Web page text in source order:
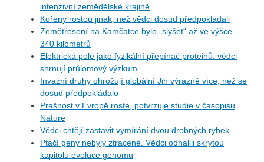
intenzivní zemědělské krajině
Kořeny rostou jinak, než vědci dosud předpokládali
Zemětřesení na Kamčatce bylo „slyšet“ až ve výšce
340 kilometrů
Elektrická pole jako fyzikální přepínač proteinů: vědci
shrnují průlomový výzkum
Invazní druhy ohrožují globální Jih výrazně více, než se
dosud předpokládalo
Prašnost v Evropě roste, potvrzuje studie v časopisu
Nature
Vědci chtějí zastavit vymírání dvou drobných rybek
Ptačí geny nebyly ztracené. Vědci odhalili skrytou
kapitolu evoluce genomu